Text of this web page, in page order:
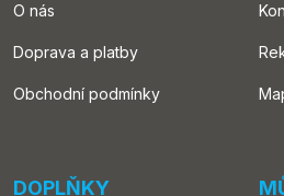
O nás
Doprava a platby
Obchodní podmínky
DOPLŇKY